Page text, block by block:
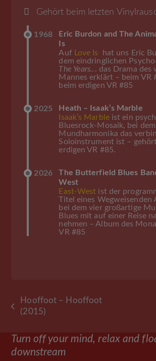
Gehört beim letzten
1968
Eric Burdon and The
Is
Auf Love Is hat uns Eric
dem eindringlichen
The Years.. . das Drama des
Mannes erklärt – beim VR
beim erdigen VR #85
2025
Heath – Isaak’s Marble
Isaak’s Marbleist ein
Bluesrock-Mosaik, bei
Mundharmonika das
Soloinstrument ist –
erdigen VR #85.
2026
The Butterfield Blues
West
East-West ist der
Titel eines Wegweisenden
bei dem vier großartige
Blues mit auf einer Reise
nehmen – Album des
VR #85
vorheriger
Hooffoot – Hooffoot
(2015)
Turn off your mind, relax and
downstream